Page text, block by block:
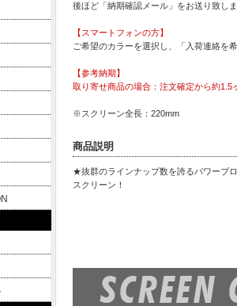
後ほど「納期確認メール」をお送り致し
【スマートフォンの方】
ご希望のカラーを選択し、「入荷連絡を
【参考納期】
取り寄せ商品の場合：注文確定から約1.5
※スクリーン全長：220mm
商品説明
★抜群のラインナップ数を誇るパワーブ
スクリーン！